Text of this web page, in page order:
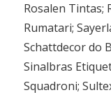
Rosalen Tintas;
Rumatari;
Schattdecor do
Sinalbras
Squadroni;